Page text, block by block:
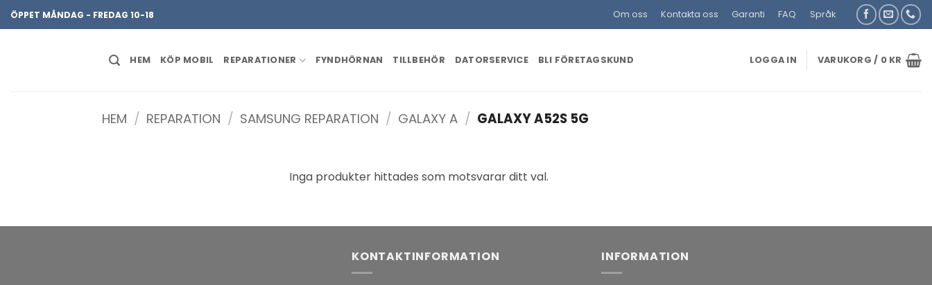
Skip
to
ÖPPET MÅNDAG - FREDAG 10-18 Om oss Kontakta oss Garanti FAQ Språk
HEM KÖP MOBIL REPARATIONER FYNDHÖRNAN TILLBEHÖR DATORSERVICE BLI FÖRETAGSKUND LOGGA IN VARUKORG / 0 KR
HEM / REPARATION / SAMSUNG REPARATION / GALAXY A / GALAXY A52S 5G
Inga produkter hittades som motsvarar ditt val.
KONTAKTINFORMATION INFORMATION